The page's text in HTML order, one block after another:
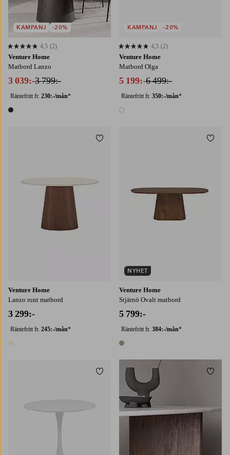
Venture Home
Matbord Lanzo
3 039:-3 799:-
Räntefritt fr. 230:-/mån*
1 färg
4,5 baserat på 2 st betyg
4,5 (2)
KAMPANJ -20%
Venture Home
Matbord Olga
5 199:-6 499:-
Räntefritt fr. 350:-/mån*
1 färg
4,5 baserat på 2 st betyg
4,5 (2)
KAMPANJ -20%
Venture Home
Lanzo runt matbord
3 299:-
Räntefritt fr. 245:-/mån*
Lägg till i favoriter
Venture Home
Stjärnö Ovalt matbord
5 799:-
Räntefritt fr. 384:-/mån*
1 färg
NYHET
Lägg till i favoriter